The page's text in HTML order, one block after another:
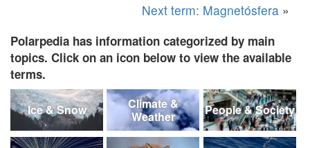
Next term: Magnetósfera »
Polarpedia has information categorized by main
topics. Click on an icon below to view the available
terms.
Ice & Snow
Climate &
Weather
People & Society